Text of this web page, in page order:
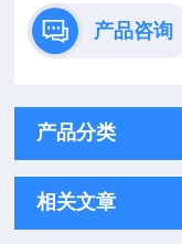
产品咨询
产品分类
相关文章